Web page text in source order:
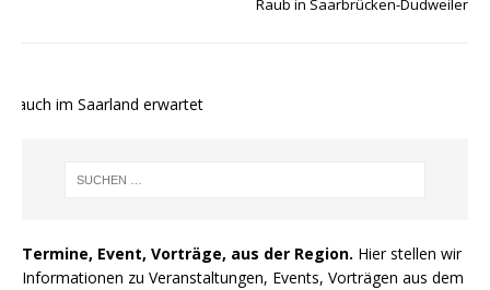
Raub in Saarbrücken-Dudweiler
auch im Saarland erwartet
Termine, Event, Vorträge, aus der Region. Hier stellen wir
Informationen zu Veranstaltungen, Events, Vorträgen aus dem